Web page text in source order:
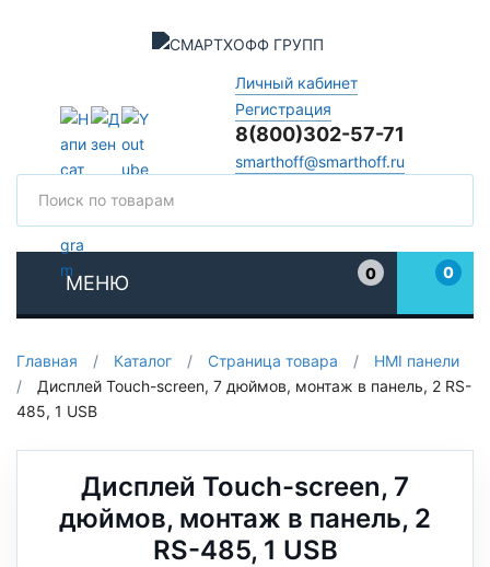
Личный кабинет
Регистрация
8(800)302-57-71
smarthoff@smarthoff.ru
МЕНЮ
0
0
Главная / Каталог / Страница товара /
HMI панели
/
Дисплей Touch-screen, 7 дюймов, монтаж в панель, 2 RS-
485, 1 USB
Дисплей Touch-screen, 7
дюймов, монтаж в панель, 2
RS-485, 1 USB